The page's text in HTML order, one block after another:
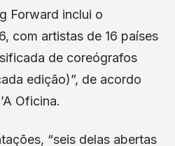
Forward inclui o
com artistas de 16 países
de coreógrafos
edição)”, de acordo
Oficina.
“seis delas abertas